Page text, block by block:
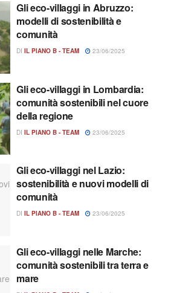
Gli eco-villaggi in Abruzzo:
modelli di sostenibilità e
comunità
DI IL PIANO B - TEAM 23/06/2025
Gli eco-villaggi in Lombardia:
comunità sostenibili nel cuore
della regione
DI IL PIANO B - TEAM 23/06/2025
Gli eco-villaggi nel Lazio:
sostenibilità e nuovi modelli di
comunità
DI IL PIANO B - TEAM 23/06/2025
Gli eco-villaggi nelle Marche:
comunità sostenibili tra terra e
mare